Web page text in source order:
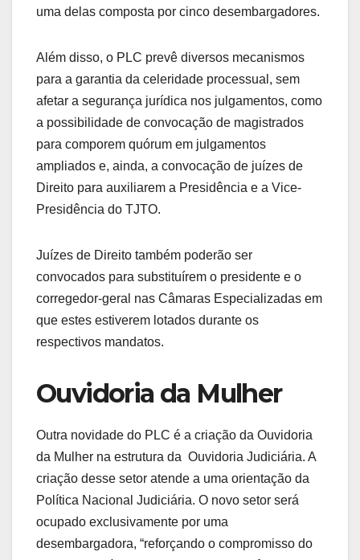
uma delas composta por cinco desembargadores.
Além disso, o PLC prevê diversos mecanismos
para a garantia da celeridade processual, sem
afetar a segurança jurídica nos julgamentos, como
a possibilidade de convocação de magistrados
para comporem quórum em julgamentos
ampliados e, ainda, a convocação de juízes de
Direito para auxiliarem a Presidência e a Vice-
Presidência do TJTO.
Juízes de Direito também poderão ser
convocados para substituírem o presidente e o
corregedor-geral nas Câmaras Especializadas em
que estes estiverem lotados durante os
respectivos mandatos.
Ouvidoria da Mulher
Outra novidade do PLC é a criação da Ouvidoria
da Mulher na estrutura da Ouvidoria Judiciária. A
criação desse setor atende a uma orientação da
Política Nacional Judiciária. O novo setor será
ocupado exclusivamente por uma
desembargadora, “reforçando o compromisso do